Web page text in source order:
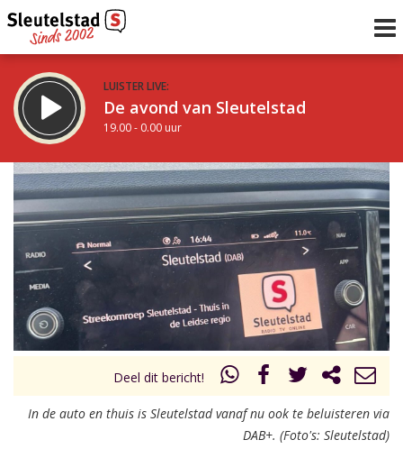
LUISTER LIVE:
De avond van Sleutelstad
19.00 - 0.00 uur
STRAKS:
De nacht van Sleutelstad
0.00 - 6.00 uur
Vorig uur
uur 1 van 0 Volgend uur
Deel dit bericht!
In de auto en thuis is Sleutelstad vanaf nu ook te beluisteren via
DAB+. (Foto's: Sleutelstad)